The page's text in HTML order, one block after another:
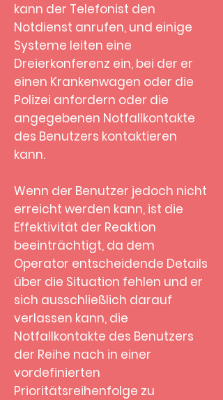
kann der Telefonist den
Notdienst anrufen, und einige
Systeme leiten eine
Dreierkonferenz ein, bei der er
einen Krankenwagen oder die
Polizei anfordern oder die
angegebenen Notfallkontakte
des Benutzers kontaktieren
kann.
Wenn der Benutzer jedoch nicht
erreicht werden kann, ist die
Effektivität der Reaktion
beeinträchtigt, da dem
Operator entscheidende Details
über die Situation fehlen und er
sich ausschließlich darauf
verlassen kann, die
Notfallkontakte des Benutzers
der Reihe nach in einer
vordefinierten
Prioritätsreihenfolge zu